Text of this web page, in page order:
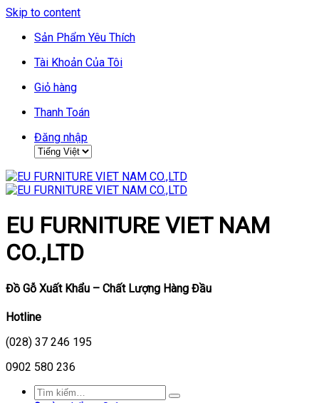
Skip to content
Sản Phẩm Yêu Thích
Tài Khoản Của Tôi
Giỏ hàng
Thanh Toán
Đăng nhập
EU FURNITURE VIET NAM
CO.,LTD
Đồ Gỗ Xuất Khẩu – Chất Lượng Hàng Đầu
Hotline
(028) 37 246 195
0902 580 236